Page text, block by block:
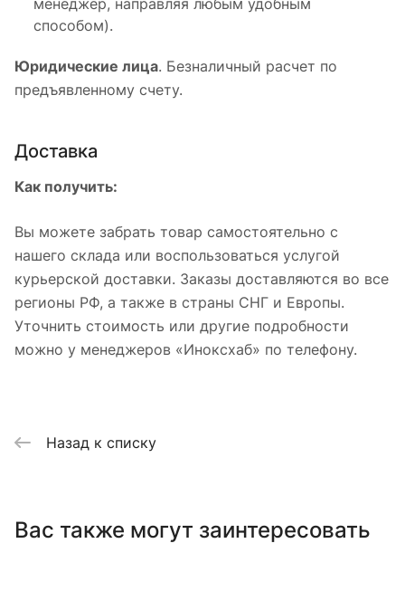
способом).
Юридические лица. Безналичный расчет по
предъявленному счету.
Доставка
Как получить:
Вы можете забрать товар самостоятельно с
нашего склада или воспользоваться услугой
курьерской доставки. Заказы доставляются во все
регионы РФ, а также в страны СНГ и Европы.
Уточнить стоимость или другие подробности
можно у менеджеров «Иноксхаб» по телефону.
Назад к списку
Вас также могут заинтересовать